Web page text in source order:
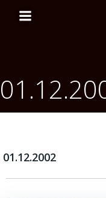
01.12.2002